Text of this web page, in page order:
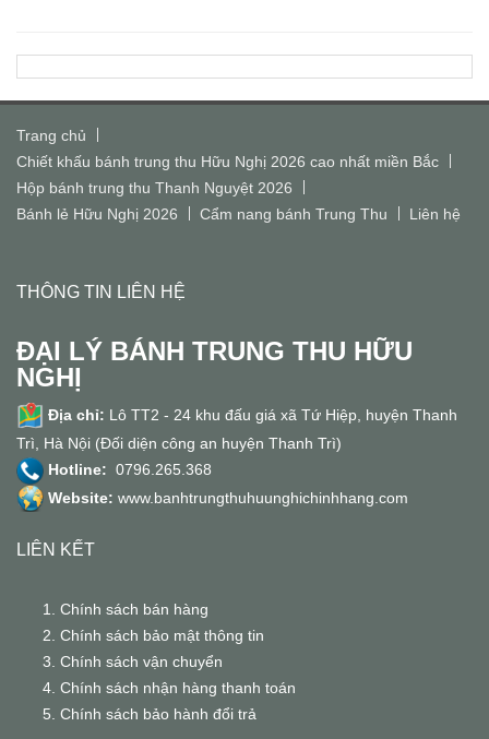
Trang chủ
Chiết khấu bánh trung thu Hữu Nghị 2026 cao nhất miền Bắc
Hộp bánh trung thu Thanh Nguyệt 2026
Bánh lẻ Hữu Nghị 2026
Cẩm nang bánh Trung Thu Liên hệ
THÔNG TIN LIÊN HỆ
ĐẠI LÝ BÁNH TRUNG THU HỮU
NGHỊ
Địa chỉ: Lô TT2 - 24 khu đấu giá xã Tứ Hiệp, huyện Thanh
Trì, Hà Nội (Đối diện công an huyện Thanh Trì)
Hotline: 0796.265.368
Website: www.banhtrungthuhuunghichinhhang.com
LIÊN KẾT
Chính sách bán hàng
Chính sách bảo mật thông tin
Chính sách vận chuyển
Chính sách nhận hàng thanh toán
Chính sách bảo hành đổi trả